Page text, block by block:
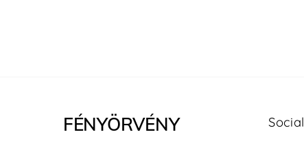
FÉNYÖRVÉNY Social